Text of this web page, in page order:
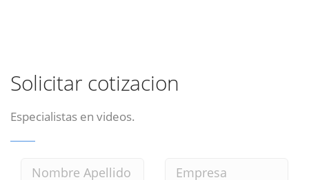
Solicitar cotizacion
Especialistas en videos.